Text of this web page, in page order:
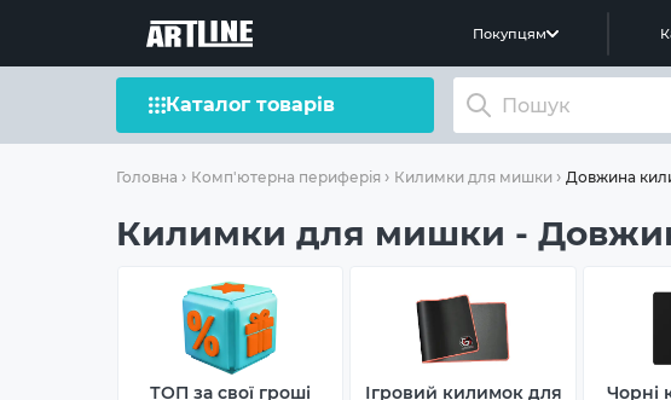
Покупцям
Каталог товарів
Головна Комп'ютерна периферія Килимки для мишки Довжина
Килимки для мишки -
ТОП за свої гроші
Ігровий килимок для
Чорні